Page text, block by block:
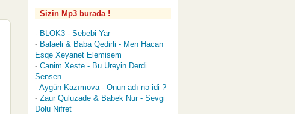
Sizin Mp3 burada !
BLOK3 - Sebebi Yar
Balaeli & Baba Qedirli - Men Hacan
Esqe Xeyanet Elemisem
Canim Xeste - Bu Ureyin Derdi
Sensen
Aygün Kazımova - Onun adı nə idi ?
Zaur Quluzade & Babek Nur - Sevgi
Dolu Nifret